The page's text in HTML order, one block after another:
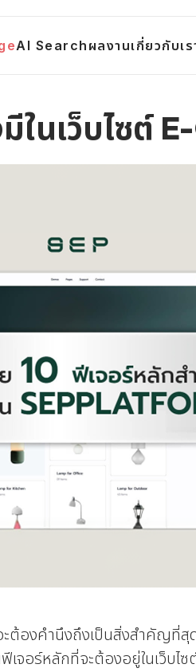
AI Search ผลงานเกี่ยวกับเร
นเว็บไซต์
ะต้องคำนึงถึงเป็นสิ่งสำคัญที่
จอร์หลักที่จะต้องอยู่ในเว็บไ